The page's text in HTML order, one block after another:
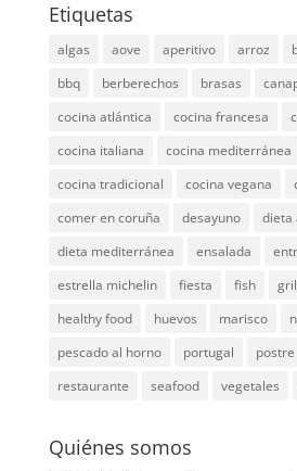
Etiquetas
algas aove aperitivo arroz
bbq
berberechos brasas
cocina atlántica
cocina francesa
cocina italiana
cocina mediterránea
cocina tradicional
cocina vegana
comer en coruña
desayuno
dieta
dieta mediterránea
ensalada
estrella michelin
fiesta fish
healthy food
huevos marisco
pescado al horno
portugal postre
restaurante
seafood vegetales
Quiénes somos